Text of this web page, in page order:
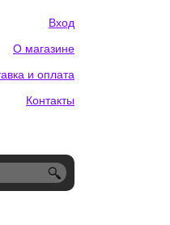
Вход
О магазине
и оплата
Контакты